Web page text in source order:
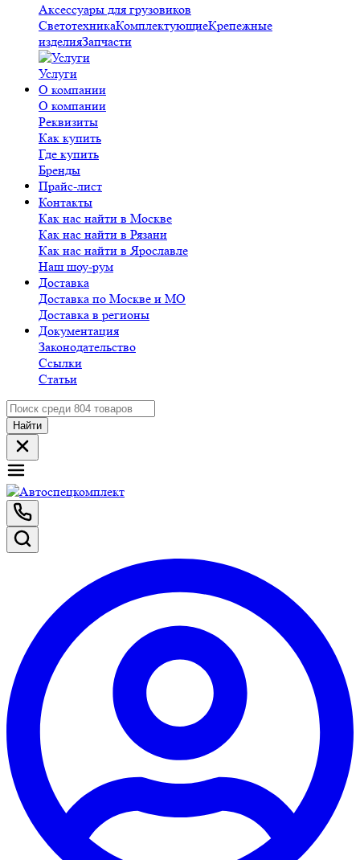
Аксессуары для грузовиков
СветотехникаКомплектующиеКрепежные
изделияЗапчасти
Услуги
О компании
О компании
Реквизиты
Как купить
Где купить
Бренды
Прайс-лист
Контакты
Как нас найти в Москве
Как нас найти в Рязани
Как нас найти в Ярославле
Наш шоу-рум
Доставка
Доставка по Москве и МО
Доставка в регионы
Документация
Законодательство
Ссылки
Статьи
Найти